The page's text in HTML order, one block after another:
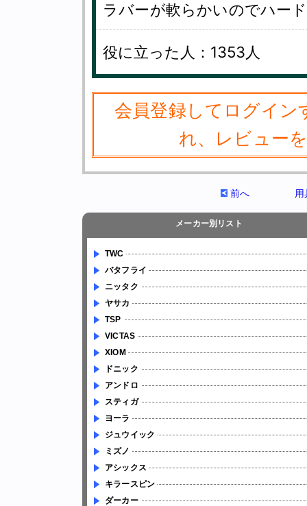
ラバーが軟らかいのでハー
役に立った人：1353人
会員登録してログイン
れ、レビュー
前へ
メーカー別リスト
TWC
バタフライ
ニッタク
ヤサカ
TSP
VICTAS
XIOM
ドニック
アンドロ
スティガ
ヨーラ
ジュウイック
ミズノ
アシックス
キラースピン
ダーカー